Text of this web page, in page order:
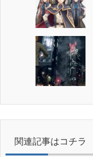
関連記事はコチラ